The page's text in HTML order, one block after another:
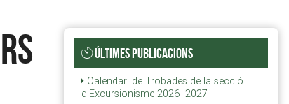
ÚLTIMES PUBLICACIONS
Calendari de Trobades de la secció
d'Excursionisme 2026 -2027